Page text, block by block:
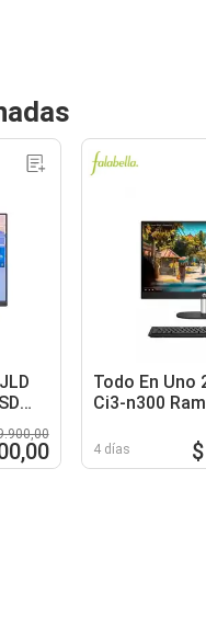
Todo En Uno
Ci3-n300
4 días